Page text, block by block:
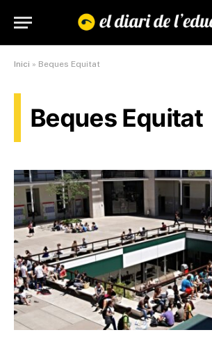
Inici » Beques Equitat
Beques Equitat